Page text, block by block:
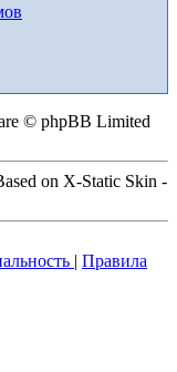
© phpBB Limited
on X-Static Skin -
| Правила